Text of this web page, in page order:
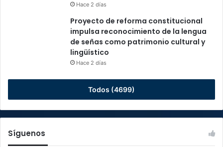
Hace 2 días
Proyecto de reforma constitucional
impulsa reconocimiento de la lengua
de señas como patrimonio cultural y
lingüístico
Hace 2 días
Todos (4699)
Síguenos